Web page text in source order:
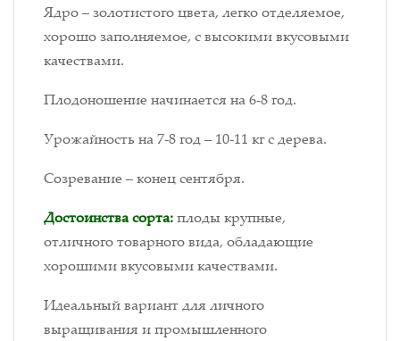
Ядро – золотистого цвета, легко отделяемое,
хорошо заполняемое, с высокими вкусовыми
качествами.
Плодоношение начинается на 6-8 год.
Урожайность на 7-8 год – 10-11 кг с дерева.
Созревание – конец сентября.
Достоинства сорта:плоды крупные,
отличного товарного вида, обладающие
хорошими вкусовыми качествами.
Идеальный вариант для личного
выращивания и промышленного